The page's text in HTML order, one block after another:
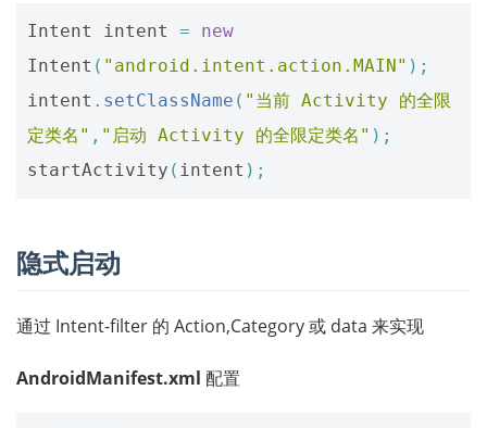
Intent intent =
new
Intent ( "android.intent.action.MAIN" );
intent . setClassName ( "当前 Activity 的全限
定类名" , "启动 Activity 的全限定类名" );
startActivity ( intent );
隐式启动
通过 Intent-filter 的 Action,Category 或 data 来实现
AndroidManifest.xml 配置